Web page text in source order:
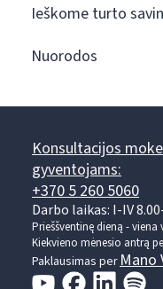
Ieškome turto
Nuorodos
Konsultacijos
gyventojams:
+370 5 260 5060
Darbo laikas: I-IV
Prieššventinę dieną -
Kiekvieno mėnesio antrą
Paklausimas perMano